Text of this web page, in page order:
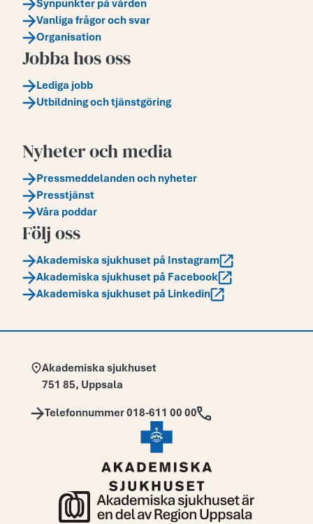
Synpunkter på vården
Vanliga frågor och svar
Organisation
Jobba hos oss
Lediga jobb
Utbildning och tjänstgöring
Nyheter och media
Pressmeddelanden och nyheter
Presstjänst
Våra poddar
Följ oss
Akademiska sjukhuset på Instagram
Akademiska sjukhuset på Facebook
Akademiska sjukhuset på Linkedin
Adress:
Akademiska sjukhuset
751 85, Uppsala
Telefon:
Telefonnummer 018-611 00 00